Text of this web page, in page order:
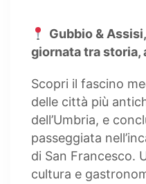
Gubbio &
giornata tra storia,
Scopri il fascino
delle città più
dell’Umbria, e
passeggiata
di San Francesco.
cultura e